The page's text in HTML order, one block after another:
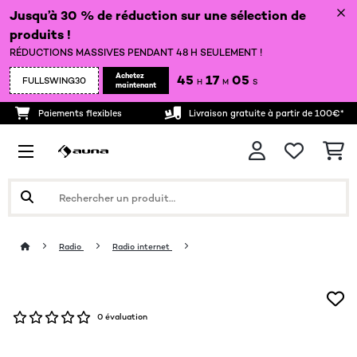
Jusqu’à 30 % de réduction sur une sélection de
produits !
RÉDUCTIONS MASSIVES PENDANT 48 H SEULEMENT !
FULLSWING30
Achetez
maintenant
45 H 17 M 05 S
Paiements flexibles Livraison gratuite à partir de 100€*
Radio Radio internet
0 évaluation